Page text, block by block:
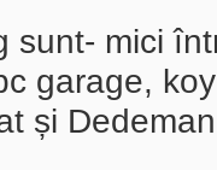
sunt- mici
garage,
și